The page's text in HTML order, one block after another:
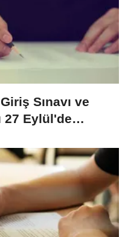
Sınavı ve
27 Eylül'de